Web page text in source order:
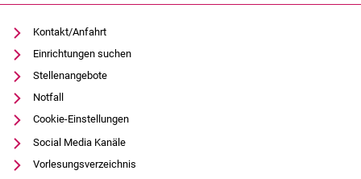
Kontakt/Anfahrt
Einrichtungen suchen
Stellenangebote
Notfall
Cookie-Einstellungen
Social Media Kanäle
Vorlesungsverzeichnis